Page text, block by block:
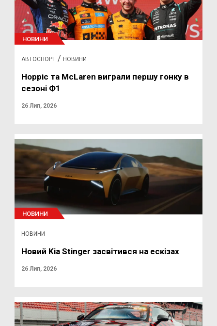
НОВИНИ
АВТОСПОРТ / НОВИНИ
Норріс та McLaren виграли першу гонку в
сезоні Ф1
26 Лип, 2026
НОВИНИ
НОВИНИ
Новий Kia Stinger засвітився на ескізах
26 Лип, 2026